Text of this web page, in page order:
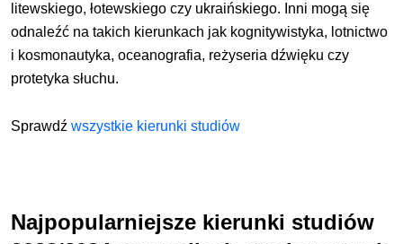
litewskiego, łotewskiego czy ukraińskiego. Inni mogą się
odnaleźć na takich kierunkach jak kognity­wistyka, lotnictwo
i kosmonautyka, oceanografia, reżyse­ria dźwięku czy
protetyka słuchu.
Sprawdźwszystkie kierunki studiów
Najpopularniejsze kierunki studiów